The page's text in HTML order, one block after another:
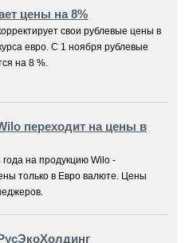
цены на 8%
свои рублевые цены в
евро. C 1 ноября рублевые
на 8 %.
переходит на цены в
на продукцию Wilo -
только в Евро валюте. Цены